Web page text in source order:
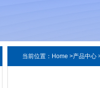
当前位置： Home >产品中心